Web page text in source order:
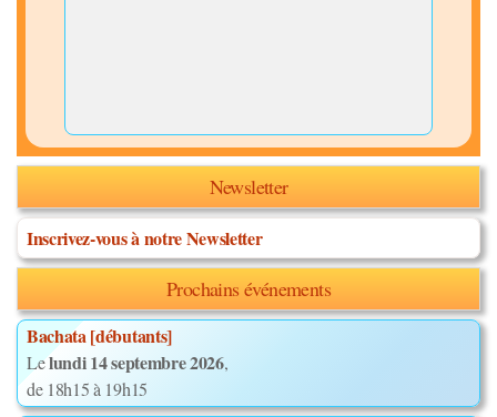
Newsletter
Inscrivez-vous à notre Newsletter
Prochains événements
Bachata [débutants]
Lelundi 14 septembre 2026,
de 18h15 à 19h15